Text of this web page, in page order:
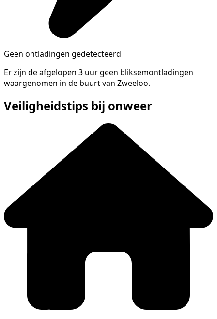
Geen ontladingen gedetecteerd
Er zijn de afgelopen 3 uur geen bliksemontladingen
waargenomen in de buurt van Zweeloo.
Veiligheidstips bij onweer